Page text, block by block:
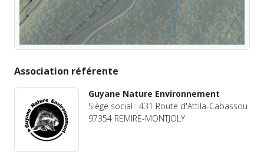
Association référente
Guyane Nature Environnement
Siège social : 431 Route d'Attila-Cabassou
97354 REMIRE-MONTJOLY